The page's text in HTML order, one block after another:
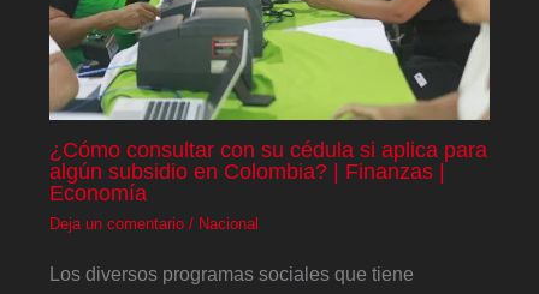
¿Cómo consultar con su cédula si aplica para
algún subsidio en Colombia? | Finanzas |
Economía
Deja un comentario / Nacional
Los diversos programas sociales que tiene